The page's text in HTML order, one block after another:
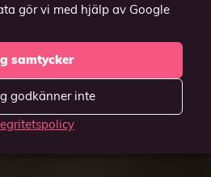
gör vi med hjälp av Google
samtycker
godkänner inte